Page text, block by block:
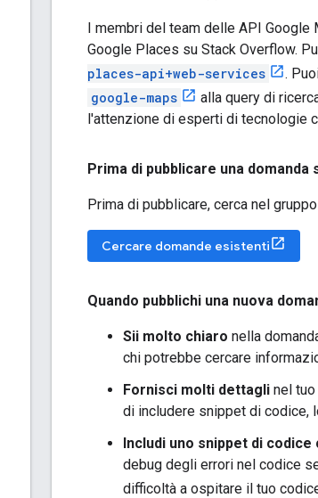
I membri del team delle API
Google Places su Stack Overflow.
places-api+web-services
.
google-maps
alla query di
l'attenzione di esperti di tecnologie
Prima di pubblicare una domanda
Prima di pubblicare, cerca nel
Cercare domande esistenti
Quando pubblichi una nuova
Sii molto chiaro nella
chi potrebbe cercare
Fornisci molti dettagli nel
di includere snippet di codice,
Includi uno snippet di
debug degli errori nel codice
difficoltà a ospitare il tuo